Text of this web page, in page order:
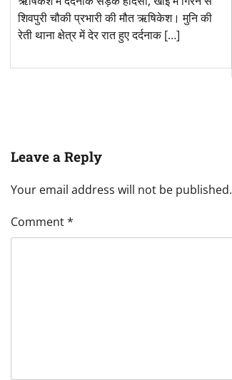
शिवपुरी चौकी प्रभारी की मौत ऋषिकेश। मुनि की
रेती थाना क्षेत्र में देर रात हुए दर्दनाक […]
Leave a Reply
Your email address will not be published.
Comment*